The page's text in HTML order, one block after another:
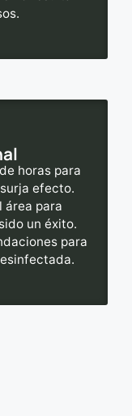
horas para
efecto.
área para
un éxito.
para